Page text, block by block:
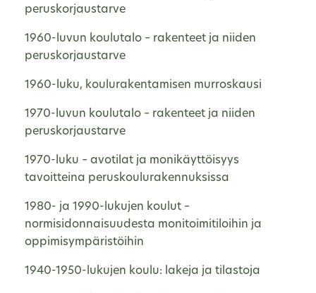
peruskorjaustarve
1960-luvun koulutalo – rakenteet ja niiden
peruskorjaustarve
1960-luku, koulurakentamisen murroskausi
1970-luvun koulutalo – rakenteet ja niiden
peruskorjaustarve
1970-luku – avotilat ja monikäyttöisyys
tavoitteina peruskoulurakennuksissa
1980- ja 1990-lukujen koulut –
normisidonnaisuudesta monitoimitiloihin ja
oppimisympäristöihin
1940-1950-lukujen koulu: lakeja ja tilastoja